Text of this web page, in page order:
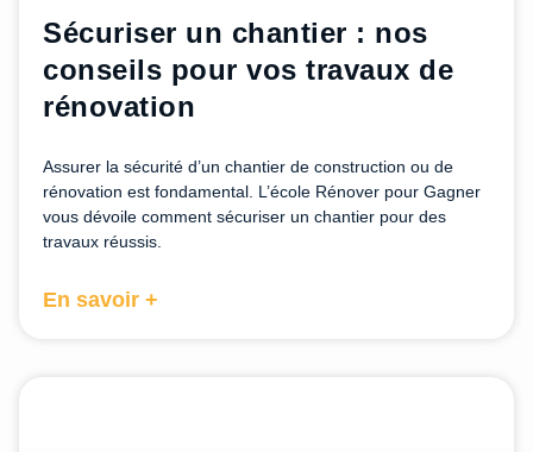
Sécuriser un chantier : nos
conseils pour vos travaux de
rénovation
Assurer la sécurité d’un chantier de construction ou de
rénovation est fondamental. L’école Rénover pour Gagner
vous dévoile comment sécuriser un chantier pour des
travaux réussis.
En savoir +